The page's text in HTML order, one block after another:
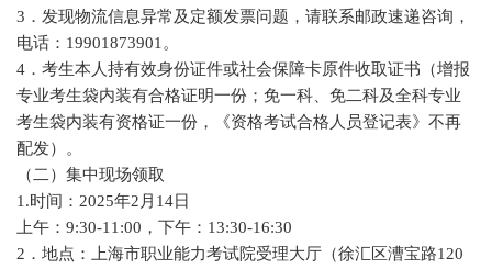
3．发现物流信息异常及定额发票问题，请联系邮政速递咨询，
电话：19901873901。
4．考生本人持有效身份证件或社会保障卡原件收取证书（增报
专业考生袋内装有合格证明一份；免一科、免二科及全科专业
考生袋内装有资格证一份，《资格考试合格人员登记表》不再
配发）。
（二）集中现场领取
1.时间：2025年2月14日
上午：9:30-11:00，下午：13:30-16:30
2．地点：上海市职业能力考试院受理大厅（徐汇区漕宝路120